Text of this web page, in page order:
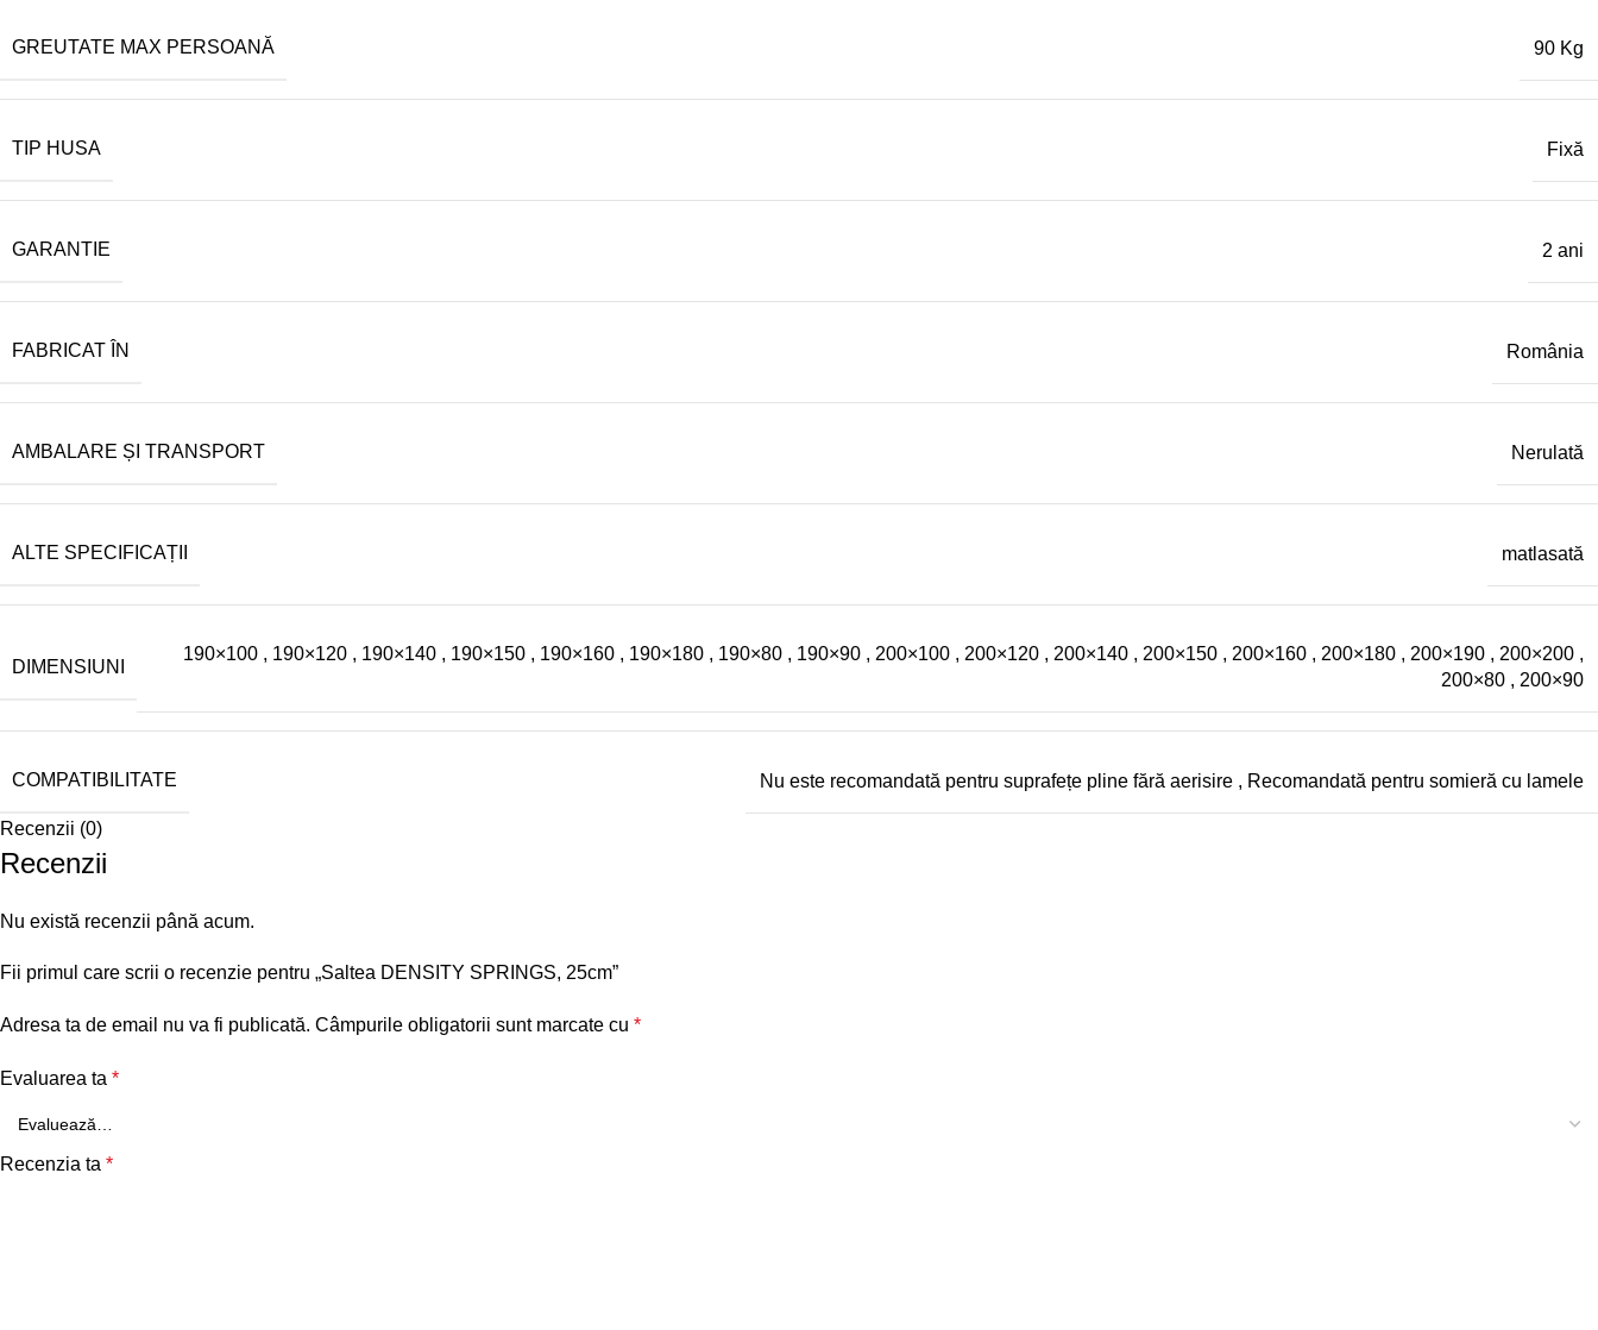
GREUTATE MAX PERSOANĂ 90 Kg
TIP HUSA Fixă
GARANTIE 2 ani
FABRICAT ÎN România
AMBALARE ȘI TRANSPORT Nerulată
ALTE SPECIFICAȚII matlasată
DIMENSIUNI
190×100 , 190×120 , 190×140 , 190×150 , 190×160 , 190×180 , 190×80 , 190×90 , 200×100 , 200×120 , 200×140 , 200×150 , 200×160 , 200×180 , 200×190 , 200×200 ,
200×80 , 200×90
COMPATIBILITATE Nu este recomandată pentru suprafețe pline fără aerisire , Recomandată pentru somieră cu lamele
Recenzii (0)
Recenzii
Nu există recenzii până acum.
Fii primul care scrii o recenzie pentru „Saltea DENSITY SPRINGS, 25cm”
Adresa ta de email nu va fi publicată. Câmpurile obligatorii sunt marcate cu *
Evaluarea ta *
Recenzia ta *